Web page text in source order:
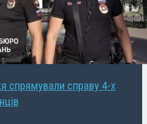
спрямували справу 4-х